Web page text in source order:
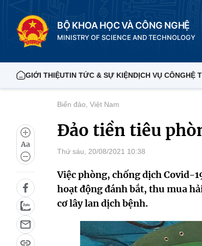
BỘ KHOA HỌC VÀ CÔNG NGHỆ
MINISTRY OF SCIENCE AND TECHNOLOGY
GIỚI THIỆUTIN TỨC & SỰ KIỆNDỊCH VỤ CÔNGHỆ
Aa
Biển đảo, Việt Nam
Đảo tiền tiêu
Thứ sáu, 20/08/2021 10:38
Việc phòng, chống dịch Covid-
hoạt động đánh bắt, thu mua
cơ lây lan dịch bệnh.